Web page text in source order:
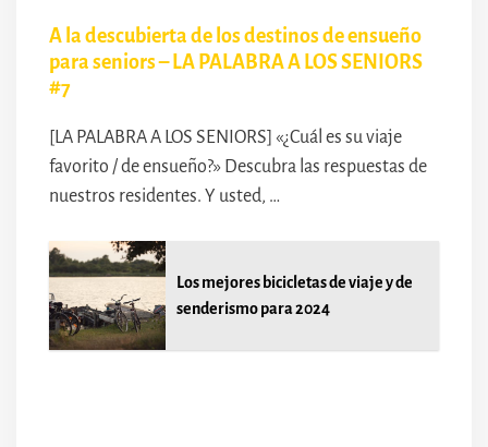
A la descubierta de los destinos de ensueño
para seniors – LA PALABRA A LOS SENIORS
#7
[LA PALABRA A LOS SENIORS] «¿Cuál es su viaje
favorito / de ensueño?» Descubra las respuestas de
nuestros residentes. Y usted, …
Los mejores bicicletas de viaje y de
senderismo para 2024